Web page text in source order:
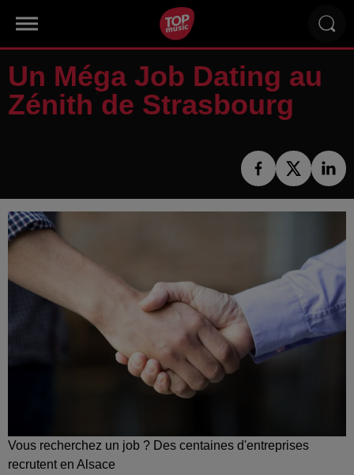
Un Méga Job Dating au
Zénith de Strasbourg
Vous recherchez un job ? Des centaines d'entreprises
recrutent en Alsace